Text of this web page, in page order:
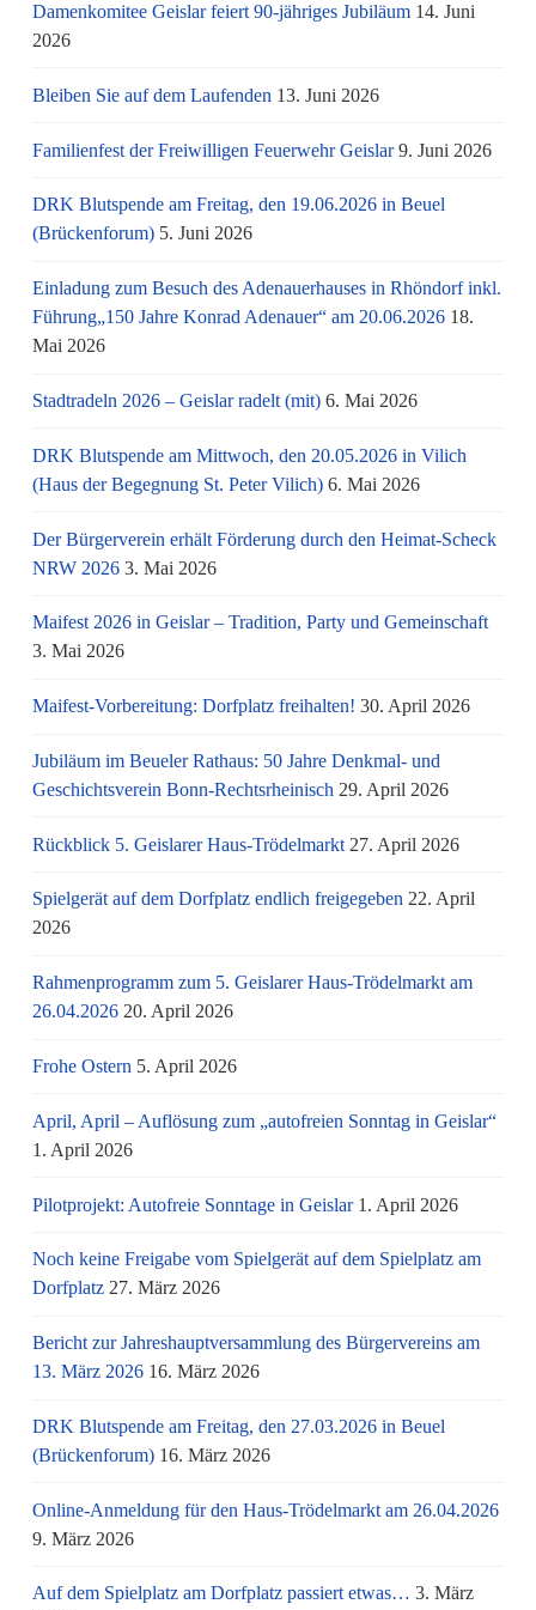
Damenkomitee Geislar feiert 90-jähriges Jubiläum 14. Juni
2026
Bleiben Sie auf dem Laufenden 13. Juni 2026
Familienfest der Freiwilligen Feuerwehr Geislar 9. Juni 2026
DRK Blutspende am Freitag, den 19.06.2026 in Beuel
(Brückenforum) 5. Juni 2026
Einladung zum Besuch des Adenauerhauses in Rhöndorf inkl.
Führung„150 Jahre Konrad Adenauer“ am 20.06.2026 18.
Mai 2026
Stadtradeln 2026 – Geislar radelt (mit) 6. Mai 2026
DRK Blutspende am Mittwoch, den 20.05.2026 in Vilich
(Haus der Begegnung St. Peter Vilich) 6. Mai 2026
Der Bürgerverein erhält Förderung durch den Heimat-Scheck
NRW 2026 3. Mai 2026
Maifest 2026 in Geislar – Tradition, Party und Gemeinschaft
3. Mai 2026
Maifest-Vorbereitung: Dorfplatz freihalten! 30. April 2026
Jubiläum im Beueler Rathaus: 50 Jahre Denkmal- und
Geschichtsverein Bonn-Rechtsrheinisch 29. April 2026
Rückblick 5. Geislarer Haus-Trödelmarkt 27. April 2026
Spielgerät auf dem Dorfplatz endlich freigegeben 22. April
2026
Rahmenprogramm zum 5. Geislarer Haus-Trödelmarkt am
26.04.2026 20. April 2026
Frohe Ostern 5. April 2026
April, April – Auflösung zum „autofreien Sonntag in Geislar“
1. April 2026
Pilotprojekt: Autofreie Sonntage in Geislar 1. April 2026
Noch keine Freigabe vom Spielgerät auf dem Spielplatz am
Dorfplatz 27. März 2026
Bericht zur Jahreshauptversammlung des Bürgervereins am
13. März 2026 16. März 2026
DRK Blutspende am Freitag, den 27.03.2026 in Beuel
(Brückenforum) 16. März 2026
Online-Anmeldung für den Haus-Trödelmarkt am 26.04.2026
9. März 2026
Auf dem Spielplatz am Dorfplatz passiert etwas… 3. März